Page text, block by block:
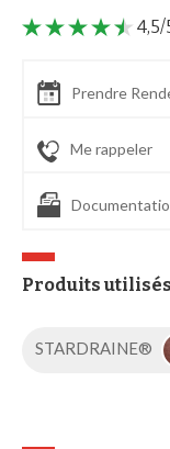
4,5/
Prendre
Me rappeler
Produits utilisés
STARDRAINE®